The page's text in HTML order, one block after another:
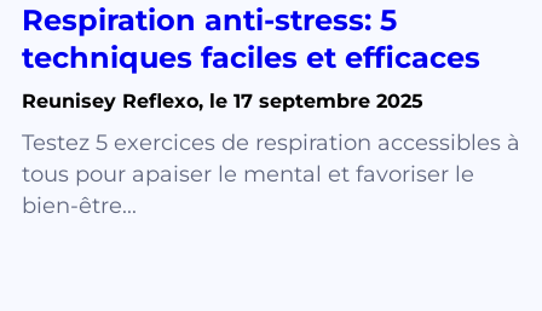
Respiration anti-stress: 5
techniques faciles et efficaces
Reunisey Reflexo, le 17 septembre 2025
Testez 5 exercices de respiration accessibles à
tous pour apaiser le mental et favoriser le
bien-être...